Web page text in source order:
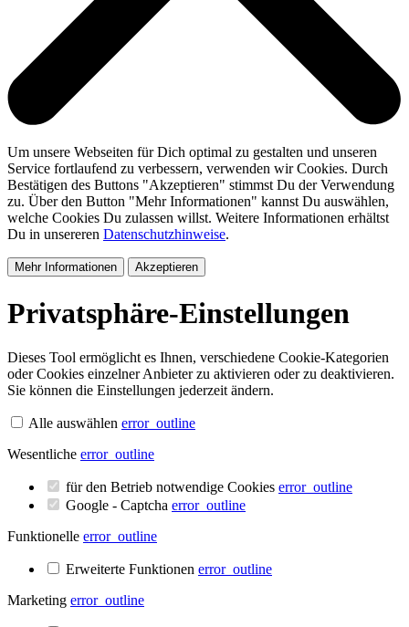
Um unsere Webseiten für Dich optimal zu gestalten und unseren
Service fortlaufend zu verbessern, verwenden wir Cookies. Durch
Bestätigen des Buttons "Akzeptieren" stimmst Du der Verwendung
zu. Über den Button "Mehr Informationen" kannst Du auswählen,
welche Cookies Du zulassen willst. Weitere Informationen erhältst
Du in unsereren Datenschutzhinweise.
Mehr Informationen Akzeptieren
Privatsphäre-Einstellungen
Dieses Tool ermöglicht es Ihnen, verschiedene Cookie-Kategorien
oder Cookies einzelner Anbieter zu aktivieren oder zu deaktivieren.
Sie können die Einstellungen jederzeit ändern.
Alle auswählen error_outline
Wesentliche error_outline
für den Betrieb notwendige Cookies error_outline
Google - Captcha error_outline
Funktionelle error_outline
Erweiterte Funktionen error_outline
Marketing error_outline